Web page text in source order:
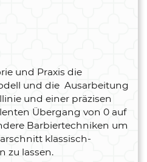
und Praxis die
und die Ausarbeitung
und einer präzisen
Übergang von 0 auf
Barbiertechniken um
klassisch-
zu lassen.